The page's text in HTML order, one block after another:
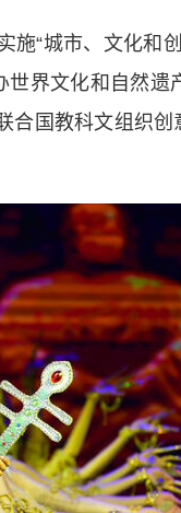
“城市、文化和
世界文化和自然
国教科文组织